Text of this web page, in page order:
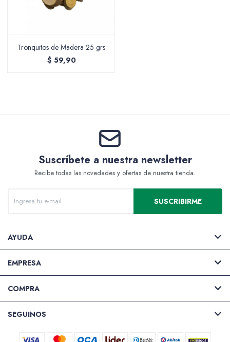
Tronquitos de Madera 25 grs
$ 59,90
Suscríbete a nuestra newsletter
Recibe todas las novedades y ofertas de nuestra tienda.
SUSCRIBIRME
AYUDA
EMPRESA
COMPRA
SEGUINOS
Accesorios
Pinceles